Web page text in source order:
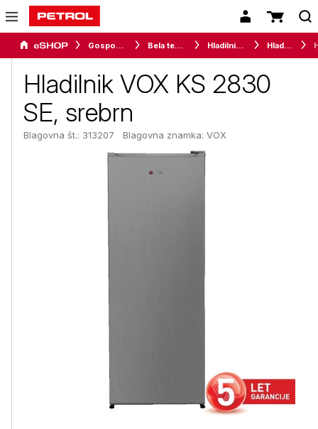
Gospodinjski aparati Bela tehnika Hladilniki in zamrzovalniki Hladilniki
Hladilnik VOX KS 2830
SE, srebrn
Blagovna št.: 313207 Blagovna znamka: VOX